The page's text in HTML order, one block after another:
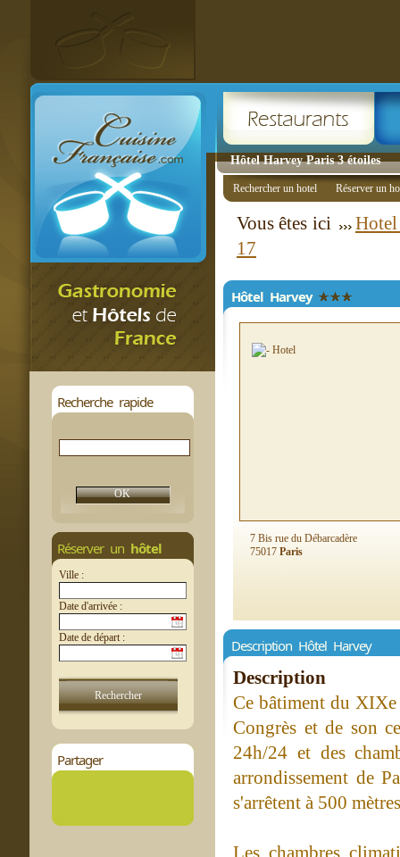
Hôtel Harvey Paris 3 étoiles
Recherche rapide
Réserver un hôtel
Ville :
Date d'arrivée :
Date de départ :
Partager
Rechercher un hotel Réserver un
Vous êtes ici
17
Hôtel Harvey
7 Bis rue du Débarcadère
75017 Paris
Description Hôtel Harvey
Description
Ce bâtiment du XIXe
Congrès et de son
24h/24 et des
arrondissement de
s'arrêtent à 500
Les chambres